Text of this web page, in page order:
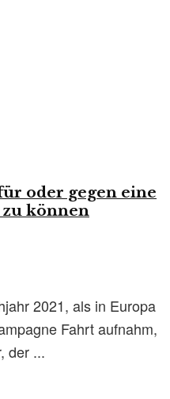
oder gegen eine
können
2021, als in Europa
Fahrt aufnahm,
der ...